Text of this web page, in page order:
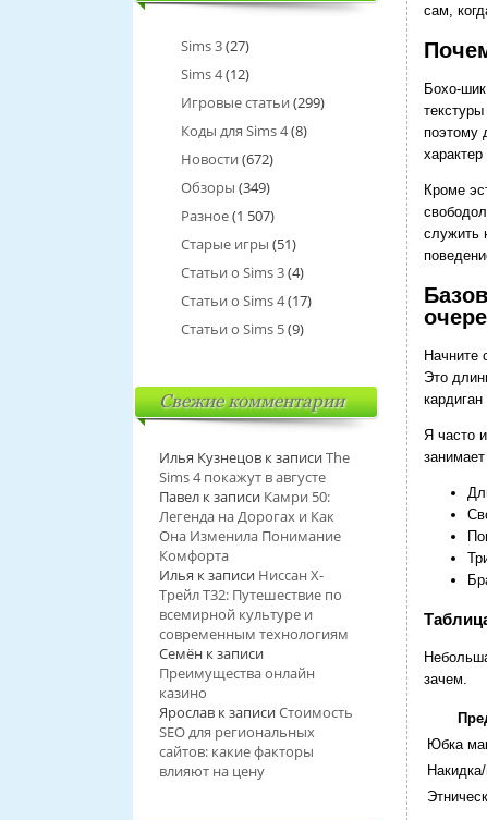
сам,
поэтому
Кроме
служить
Начните
Это
Я часто
зачем.
Юбка
Sims 3(27)
Sims 4(12)
Игровые статьи (299)
Коды для Sims 4(8)
Новости (672)
Обзоры (349)
Разное(1 507)
Старые игры (51)
Статьи о Sims 3(4)
Статьи о Sims 4(17)
Статьи о Sims 5(9)
Свежие комментарии
Илья Кузнецов к записиThe
Sims 4 покажут в августе
Павел к записи Камри 50:
Легенда на Дорогах и Как
Она Изменила Понимание
Комфорта
Илья к записи Ниссан Х-
Трейл T32: Путешествие по
всемирной культуре и
современным технологиям
Семён к записи
Преимущества онлайн
казино
Ярослав к записиСтоимость
SEO для региональных
сайтов: какие факторы
влияют на цену